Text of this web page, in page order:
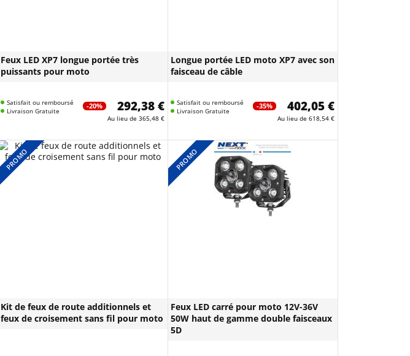
Feux LED XP7 longue portée très
puissants pour moto
Satisfait ou remboursé
Livraison Gratuite
-20% 292,38 €
Au lieu de 365,48 €
Longue portée LED moto XP7 avec son
faisceau de câble
Satisfait ou remboursé
Livraison Gratuite
-35% 402,05 €
Au lieu de 618,54 €
PROMO
Kit de feux de route additionnels et
feux de croisement sans fil pour moto
PROMO
Feux LED carré pour moto 12V-36V
50W haut de gamme double faisceaux
5D